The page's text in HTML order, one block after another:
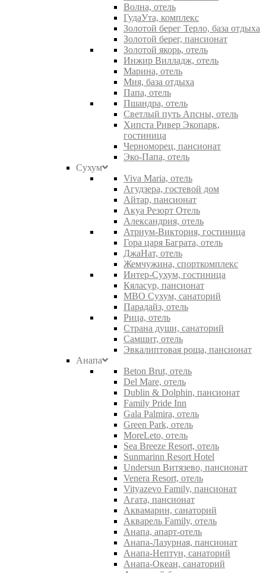
Волна, отель
ГудаУта, комплекс
Золотой берег Терло, база отдыха
Золотой берег, пансионат
Золотой якорь, отель
Инжир Вилладж, отель
Марина, отель
Мия, база отдыха
Папа, отель
Пшандра, отель
Светлый путь Апсны, отель
Хипста Ривер Экопарк,
гостиница
Черноморец, пансионат
Эко-Папа, отель
Сухум
Viva Maria, отель
Агудзера, гостевой дом
Айтар, пансионат
Акуа Резорт Отель
Александрия, отель
Атриум-Виктория, гостиница
Гора царя Баграта, отель
ДжаНат, отель
Жемчужина, спорткомплекс
Интер-Сухум, гостиница
Кяласур, пансионат
МВО Сухум, санаторий
Парадайз, отель
Рица, отель
Страна души, санаторий
Самшит, отель
Эвкалиптовая роща, пансионат
Анапа
Beton Brut, отель
Del Mare, отель
Dublin & Dolphin, пансионат
Family Pride Inn
Gala Palmira, отель
Green Park, отель
MoreLeto, отель
Sea Breeze Resort, отель
Sunmarinn Resort Hotel
Undersun Витязево, пансионат
Venera Resort, отель
Vityazevo Family, пансионат
Агата, пансионат
Аквамарин, санаторий
Акварель Family, отель
Анапа, апарт-отель
Анапа-Лазурная, пансионат
Анапа-Нептун, санаторий
Анапа-Океан, санаторий